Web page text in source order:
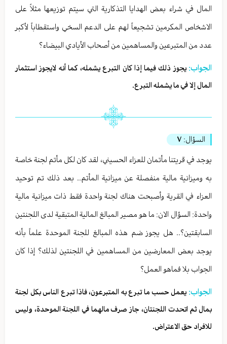
المال في شراء بعض الهدايا التذكارية التي سيتم توزيعها مثلاً على
الاشخاص المكرمين تشجيعاً لهم على الدعم السخي واستقطاباً لأكبر
عدد من المتبرعين والمساهمين من أصحاب الأيادي البيضاء؟
الجواب:يجوز ذلك فيما إذا كان التبرع يشمله، كما أنه لايجوز استثمار
المال إلا في ما يشمله التبرع.
السؤال: ٧
يوجد في قريتنا مأتمان للعزاء الحسيني، لقد كان لكل مأتم لجنة خاصة
به وميزانية مالية منفصلة عن ميزانية المأتم.. بعد ذلك تم توحيد
العزاء في القرية وأصبحت هناك لجنة واحدة فقط ذات ميزانية مالية
واحدة: السؤال الان: ما هو مصير المبالغ المالية المتبقية لدى اللجنتين
السابقتين؟.. هل يجوز ضم هذه المبالغ للجنة الموحدة علماً بأنه
يوجد بعض المعارضين من المساهمين في اللجنتين لذلك؟ إذا كان
الجواب بلا فماهو العمل؟
الجواب: يعمل حسب ما تبرع به المتبرعون، فاذا تبرع الناس بكل لجنة
بمال ثم اتحدت اللجنتان، جاز صرف مالهما في اللجنة الموحدة، وليس
للافراد حق الاعتراض.